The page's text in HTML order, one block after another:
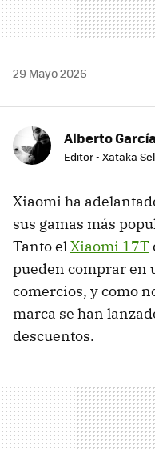
29 Mayo 2026
Alberto García
Editor - Xataka
Xiaomi ha
sus gamas más
Tanto elXiaomi 17T
pueden comprar en
comercios, y como
marca se han
descuentos.